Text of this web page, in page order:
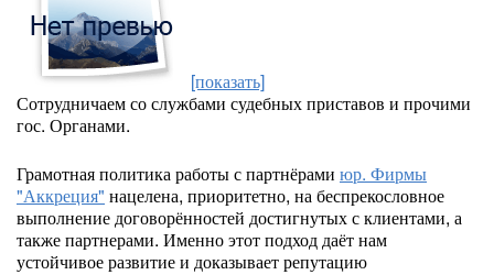
[показать]
Сотрудничаем со службами судебных приставов и прочими
гос. Органами.
Грамотная политика работы с партнёрами юр. Фирмы
"Аккреция" нацелена, приоритетно, на беспрекословное
выполнение договорённостей достигнутых с клиентами, а
также партнерами. Именно этот подход даёт нам
устойчивое развитие и доказывает репутацию